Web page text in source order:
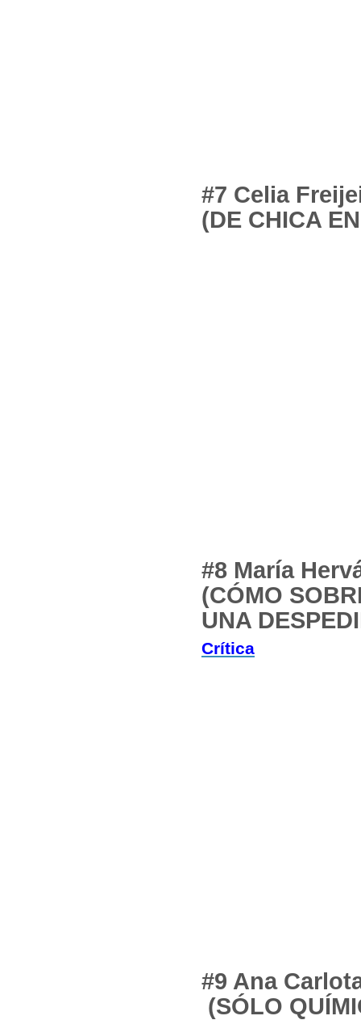
#7 Celia
(DE CHICA
#8 María
(CÓMO
UNA
Crítica
#9 Ana
(SÓLO